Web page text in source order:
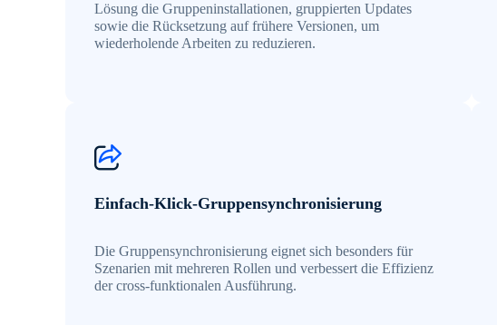
Lösung die Gruppeninstallationen, gruppierten Updates
sowie die Rücksetzung auf frühere Versionen, um
wiederholende Arbeiten zu reduzieren.
Einfach-Klick-Gruppensynchronisierung
Die Gruppensynchronisierung eignet sich besonders für
Szenarien mit mehreren Rollen und verbessert die Effizienz
der cross-funktionalen Ausführung.